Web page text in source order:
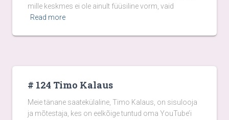
mille keskmes ei ole ainult füüsiline vorm, vaid
Read more
# 124 Timo Kalaus
Meie tänane saatekülaline, Timo Kalaus, on sisulooja
ja mõtestaja, kes on eelkõige tuntud oma YouTube’i